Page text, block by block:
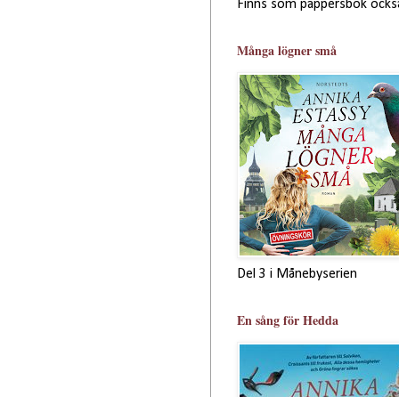
Finns som pappersbok
Många lögner små
Del 3 i Månebyserien
En sång för Hedda